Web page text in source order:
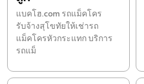
แบคโฮ.com รถแม็คโคร
รับจ้างสุโขทัยให้เช่ารถ
แม็คโครหัวกระแทก บริการ
รถแม็